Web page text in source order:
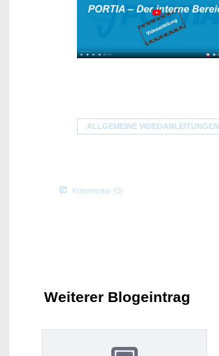
ALLGEMEINE VIDEOANLEITUNGEN
Kommentar (0)
Weiterer Blogeintrag